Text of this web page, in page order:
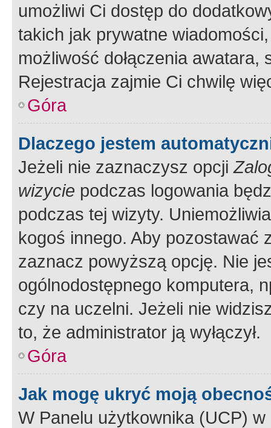
umożliwi Ci dostęp do
takich jak prywatne
możliwość dołączenia
Rejestracja zajmie Ci chwilę
Góra
Dlaczego jestem
Jeżeli nie zaznaczysz opcji
wizycie podczas logowania
podczas tej wizyty.
kogoś innego. Aby pozostawać
zaznacz powyższą opcję. Nie
ogólnodostępnego komputera,
czy na uczelni. Jeżeli nie
to, że administrator ją wyłączył.
Góra
Jak mogę ukryć moją
W Panelu użytkownika (UCP) w